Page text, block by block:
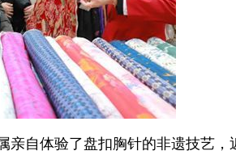
自体验了盘扣胸针的非遗技艺